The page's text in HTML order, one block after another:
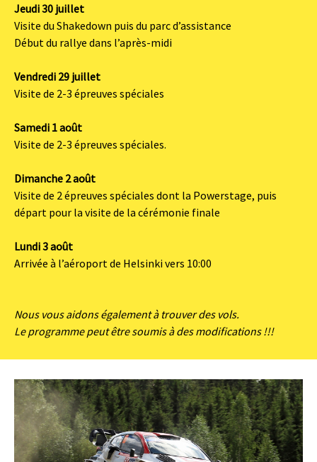
Jeudi 30 juillet
Visite du Shakedown puis du parc d’assistance
Début du rallye dans l’après-midi
Vendredi 29 juillet
Visite de 2-3 épreuves spéciales
Samedi 1 août
Visite de 2-3 épreuves spéciales.
Dimanche 2 août
Visite de 2 épreuves spéciales dont la Powerstage, puis
départ pour la visite de la cérémonie finale
Lundi 3 août
Arrivée à l’aéroport de Helsinki vers 10:00
Nous vous aidons également à trouver des vols.
Le programme peut être soumis à des modifications !!!